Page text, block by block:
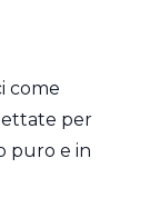
come
per
puro e in